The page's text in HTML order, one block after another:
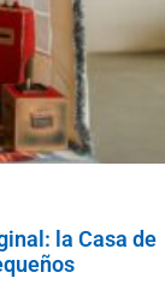
la Casa de